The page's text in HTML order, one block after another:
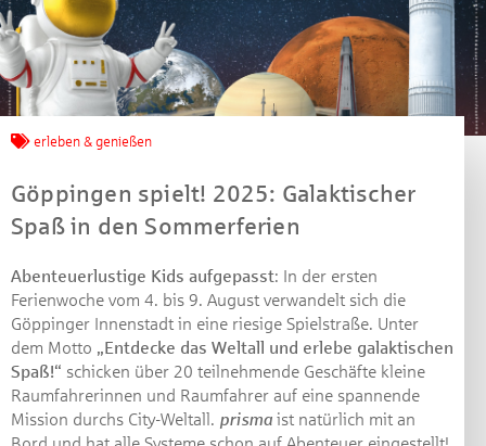
erleben & genießen
Göppingen spielt! 2025: Galaktischer
Spaß in den Sommerferien
Abenteuerlustige Kids aufgepasst: In der ersten
Ferienwoche vom 4. bis 9. August verwandelt sich die
Göppinger Innenstadt in eine riesige Spielstraße. Unter
dem Motto „Entdecke das Weltall und erlebe galaktischen
Spaß!“ schicken über 20 teilnehmende Geschäfte kleine
Raumfahrerinnen und Raumfahrer auf eine spannende
Mission durchs City-Weltall. prisma ist natürlich mit an
Jetzt mitmachen und
Machen Sie mit bei unserem Gewinnspiel! Bis 31.
Dezember 2021 verlosen wir 10 Gutscheine des
von je 30 Euro.
Beantworten Sie einfach folgende Frage:
Welches Jubiläum feiert die Kreissparkasse
Göppingen in diesem Jahr?
Gewinnspiel geschlossen